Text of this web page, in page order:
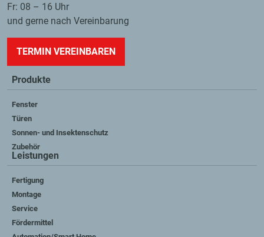
Fr: 08 – 16 Uhr
und gerne nach Vereinbarung
TERMIN VEREINBAREN
Produkte
Fenster
Türen
Sonnen- und Insektenschutz
Zubehör
Leistungen
Fertigung
Montage
Service
Fördermittel